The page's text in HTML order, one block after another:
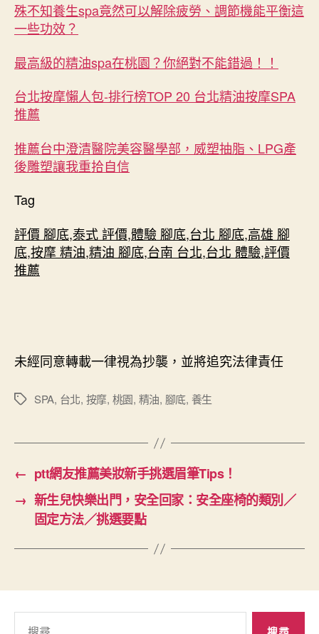
殊不知養生spa竟然可以解除疲勞、調節機能平衡這
一些功效？
最高級的精油spa在桃園？你絕對不能錯過！！
台北按摩懶人包-排行榜TOP 20 台北精油按摩SPA
推薦
推薦台中澄清醫院美容醫學部，威塑抽脂、LPG產
後雕塑讓我重拾自信
Tag
評價 腳底,泰式 評價,體驗 腳底,台北 腳底,高雄 腳
底,按摩 精油,精油 腳底,台南 台北,台北 體驗,評價
推薦
未經同意轉載一律視為抄襲，並將追究法律責任
標
SPA, 台北, 按摩, 桃園, 精油, 腳底, 養生
← ptt網友推薦美妝新手挑選眉筆Tips！
→ 新生兒快樂出門，安全回家：安全座椅的類別／
固定方法／挑選要點